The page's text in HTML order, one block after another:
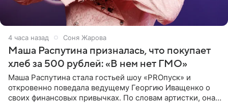
4 часа назад Соня Жарова
Маша Распутина призналась, что покупает
хлеб за 500 рублей: «В нем нет ГМО»
Маша Распутина стала гостьей шоу «PROпуск» и
откровенно поведала ведущему Георгию Иващенко о
своих финансовых привычках. По словам артистки, она